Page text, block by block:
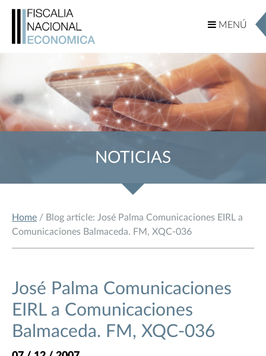
MENÚ
MENÚ
NOTICIAS
Home / Blog article: José Palma Comunicaciones EIRL a
Comunicaciones Balmaceda. FM, XQC-036
José Palma Comunicaciones
EIRL a Comunicaciones
Balmaceda. FM, XQC-036